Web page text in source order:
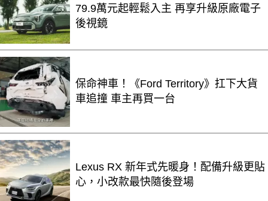
79.9萬元起輕鬆入主 再享升級原廠電子
後視鏡
保命神車！《Ford Territory》扛下大貨
車追撞 車主再買一台
Lexus RX 新年式先暖身！配備升級更貼
心，小改款最快隨後登場